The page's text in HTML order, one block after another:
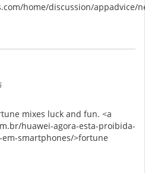
home/discussion/appadvice/
mixes luck and fun. <a
huawei-agora-esta-proibida-
smartphones/>fortune